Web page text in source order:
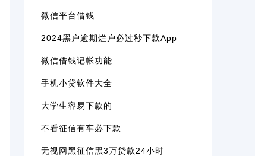
微信平台借钱
2024黑户逾期烂户必过秒下款app
微信借钱记帐功能
手机小贷软件大全
大学生容易下款的
不看征信有车必下款
无视网黑征信黑3万贷款24小时